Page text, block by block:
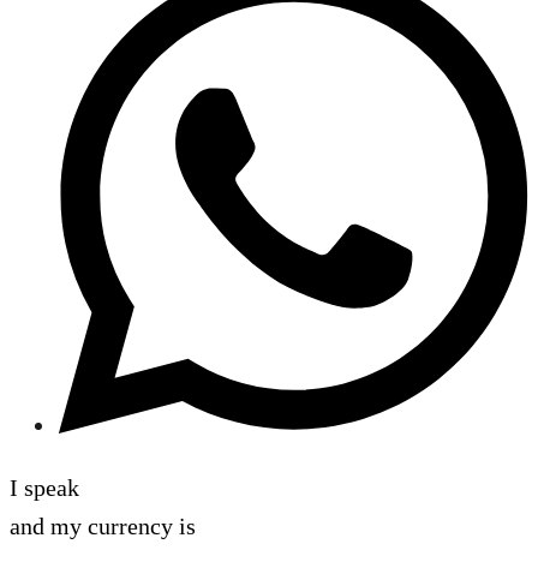
I speak
and my currency is